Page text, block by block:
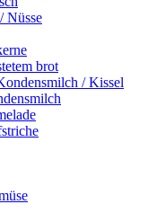
Nüsse
brot
/ Kissel